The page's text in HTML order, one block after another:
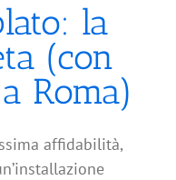
la
(con
Roma)
affidabilità,